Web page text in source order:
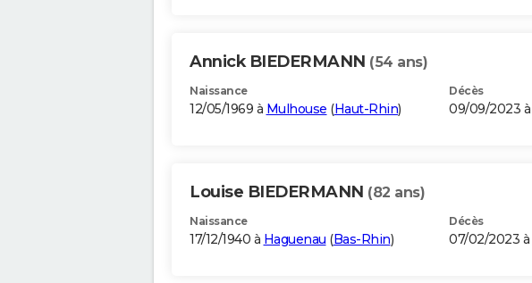
Annick BIEDERMANN (54 ans)
Naissance
12/05/1969 à Mulhouse (Haut-Rhin)
Décès
09/09/2023 à
Louise BIEDERMANN (82 ans)
Naissance
17/12/1940 à Haguenau (Bas-Rhin)
Décès
07/02/2023 à